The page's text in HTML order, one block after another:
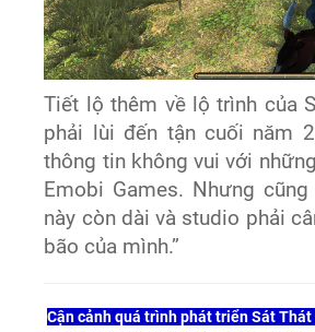
Tiết lộ thêm về lộ trình của
phải lùi đến tận cuối năm
thông tin không vui với
Emobi Games. Nhưng
này còn dài và studio phải
bão của mình.”
Cận cảnh quá trình phát triển Sát Thát